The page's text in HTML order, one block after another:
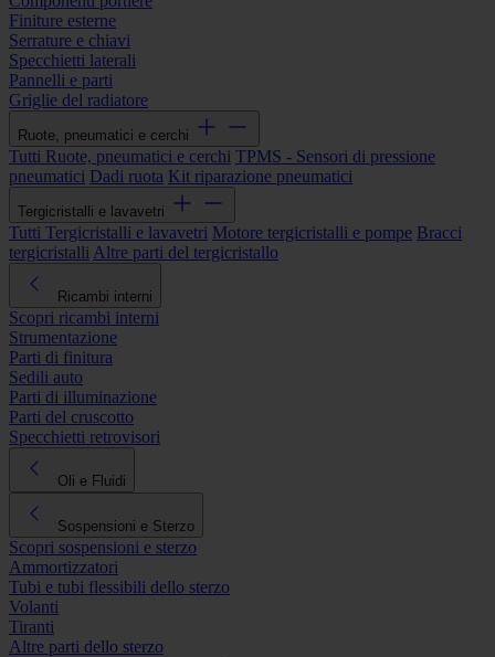
Finiture esterne
Serrature e chiavi
Specchietti laterali
Pannelli e parti
Griglie del radiatore
Ruote, pneumatici e cerchi
Tutti Ruote, pneumatici e cerchi TPMS - Sensori di pressione
pneumatici Dadi ruota Kit riparazione pneumatici
Tergicristalli e lavavetri
Tutti Tergicristalli e lavavetri Motore tergicristalli e pompe Bracci
tergicristalli Altre parti del tergicristallo
Ricambi interni
Scopri ricambi interni
Strumentazione
Parti di finitura
Sedili auto
Parti di illuminazione
Parti del cruscotto
Specchietti retrovisori
Oli e Fluidi
Sospensioni e Sterzo
Scopri sospensioni e sterzo
Ammortizzatori
Tubi e tubi flessibili dello sterzo
Volanti
Tiranti
Altre parti dello sterzo